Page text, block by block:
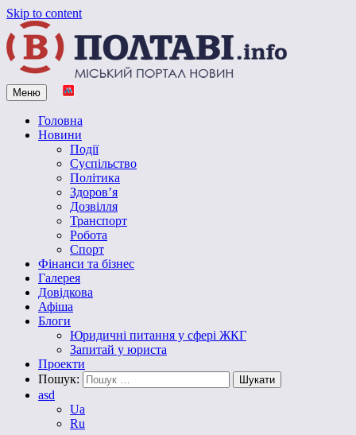
Skip to content
Vpoltave.info
Полтавський портал новин
Меню
Головна
Новини
Події
Суспільство
Політика
Здоров’я
Дозвілля
Транспорт
Робота
Спорт
Фінанси та бізнес
Галерея
Довідкова
Афіша
Блоги
Юридичні питання у сфері ЖКГ
Запитай у юриста
Проекти
Пошук:
asd
Ua
Ru